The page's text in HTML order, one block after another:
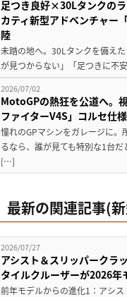
足つき良好×30Lタンクの
カティ新型アドベンチャー
陸
未踏の地へ。30Lタンクを備え
が見つからない」「足つきに不
2026/07/02
MotoGPの熱狂を公道へ。
ファイターV4S」コルセ仕
憧れのGPマシンをガレージに
るなら、誰が見ても特別な1台
[…]
最新の関連記事(
2026/07/27
アシスト＆スリッパークラ
タイルクルーザーが2026年
前年モデルからの進化1：アシ